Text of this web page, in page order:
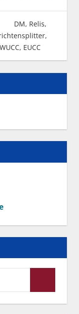
DM, Relis,
,
WUCC, EUCC